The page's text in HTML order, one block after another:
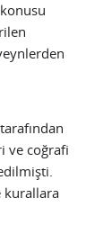
ve coğrafi
kurallara